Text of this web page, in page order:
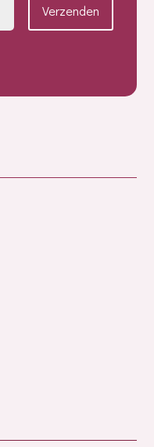
Verzenden